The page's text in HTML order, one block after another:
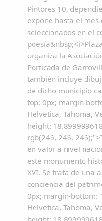
Pintores 10,
expone hasta el
seleccionados en el
organiza la
Porticada de
también incluye
de dicho municipio
top: 0px; margin-
Helvetica, Tahoma,
height:
rgb(246, 246,
en valor a nivel
este monumento
XVI. Se trata de una
conciencia del
0px; margin-bottom:
Helvetica, Tahoma,
height: